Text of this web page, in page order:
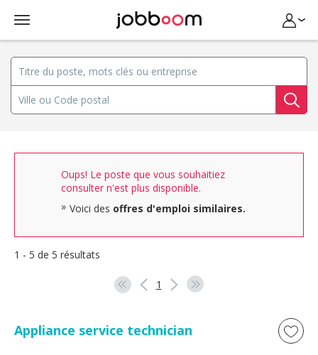
Oups! Le poste que vous souhaitiez
consulter n'est plus disponible.
Voici des offres d'emploi similaires.
1 - 5 de 5 résultats
1
Appliance service technician